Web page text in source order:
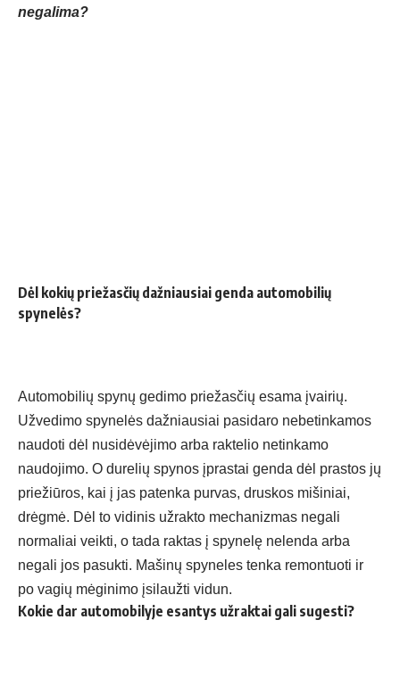
negalima?
Dėl kokių priežasčių dažniausiai genda automobilių
spynelės?
Automobilių spynų gedimo priežasčių esama įvairių.
Užvedimo spynelės dažniausiai pasidaro nebetinkamos
naudoti dėl nusidėvėjimo arba raktelio netinkamo
naudojimo. O durelių spynos įprastai genda dėl prastos jų
priežiūros, kai į jas patenka purvas, druskos mišiniai,
drėgmė. Dėl to vidinis užrakto mechanizmas negali
normaliai veikti, o tada raktas į spynelę nelenda arba
negali jos pasukti. Mašinų spyneles tenka remontuoti ir
po vagių mėginimo įsilaužti vidun.
Kokie dar automobilyje esantys užraktai gali sugesti?